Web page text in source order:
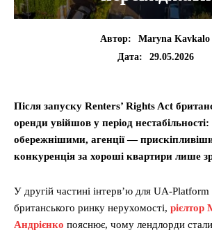
Автор:
Maryna Kavkalo
Дата:
29.05.2026
Після запуску Renters’ Rights Act
оренди увійшов у період
обережнішими, агенції —
конкуренція за хороші квартири лише
У другій частині інтерв’ю для UA-Platform
британського ринку нерухомості,
Андрієнко пояснює, чому лендлорди